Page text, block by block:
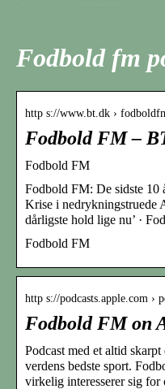
Fodbold fm
http s://www.bt.dk ›
Fodbold FM –
Fodbold FM
Fodbold FM: De sidste 10
Krise i nedrykningstruede
dårligste hold lige nu’ ·
Fodbold FM
http s://podcasts.apple.com ›
Fodbold FM on
Podcast med et altid
verdens bedste sport.
virkelig interesserer sig